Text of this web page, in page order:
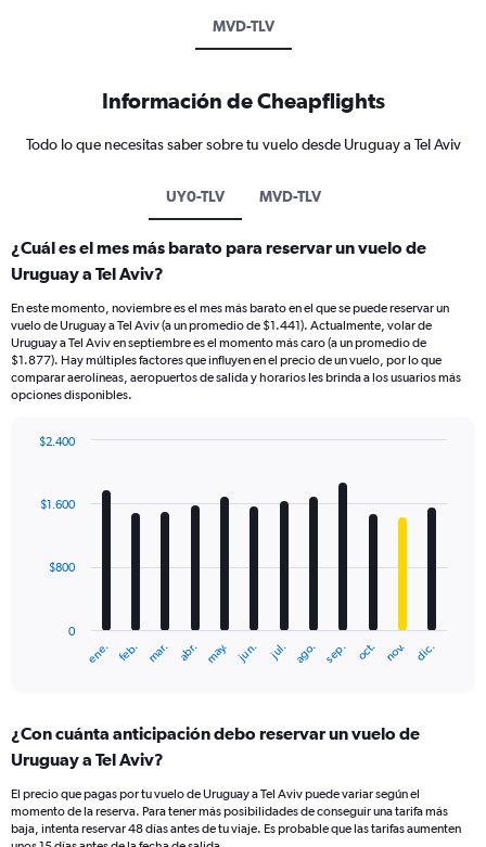
MVD-TLV
Información de Cheapflights
Todo lo que necesitas saber sobre tu vuelo desde Uruguay a Tel Aviv
UY0-TLV MVD-TLV
¿Cuál es el mes más barato para reservar un vuelo de
Uruguay a Tel Aviv?
En este momento, noviembre es el mes más barato en el que se puede reservar un
vuelo de Uruguay a Tel Aviv (a un promedio de $1.441). Actualmente, volar de
Uruguay a Tel Aviv en septiembre es el momento más caro (a un promedio de
$1.877). Hay múltiples factores que influyen en el precio de un vuelo, por lo que
comparar aerolíneas, aeropuertos de salida y horarios les brinda a los usuarios más
opciones disponibles.
with
12
The
Range:
12
The
chart
has
ene. feb. mar. abr. may. jun. jul. ago. sep. oct. nov. dic.
0
$800
$1.600
$2.400
¿Con cuánta anticipación debo reservar un vuelo de
Uruguay a Tel Aviv?
El precio que pagas por tu vuelo de Uruguay a Tel Aviv puede variar según el
momento de la reserva. Para tener más posibilidades de conseguir una tarifa más
baja, intenta reservar 48 días antes de tu viaje. Es probable que las tarifas aumenten